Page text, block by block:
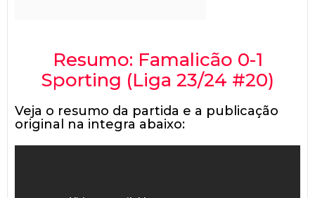
Resumo: Famalicão 0-1
Sporting (Liga 23/24 #20)
Veja o resumo da partida e a publicação
original na integra abaixo: